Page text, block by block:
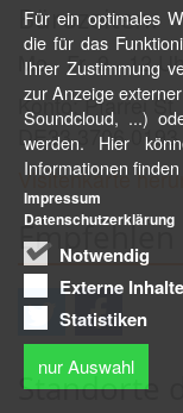
Bürozeiten:
Mo - Fr 9 - 12
Konto: Pfarrei
DE33 3706
Visitenkarte
Empfehlen
Standorte
Für ein optimales
die für das
Ihrer Zustimmung
zur Anzeige
Soundcloud, ...)
werden. Hier
Informationen
Notwendig
Externe Inhalte
Statistiken
nur Auswahl
Impressum
Datenschutzerklärung